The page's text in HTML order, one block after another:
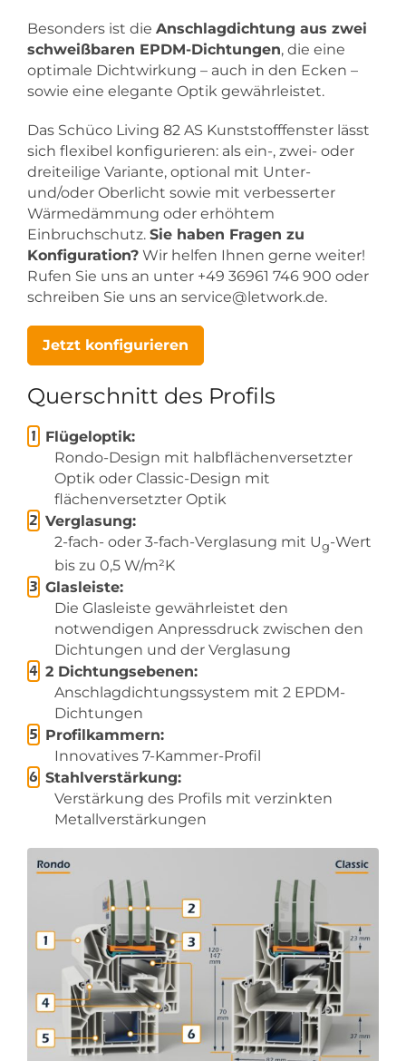
Besonders ist die Anschlagdichtung aus zwei
schweißbaren EPDM-Dichtungen, die eine
optimale Dichtwirkung – auch in den Ecken –
sowie eine elegante Optik gewährleistet.
Das Schüco Living 82 AS Kunststofffenster lässt
sich flexibel konfigurieren: als ein-, zwei- oder
dreiteilige Variante, optional mit Unter-
und/oder Oberlicht sowie mit verbesserter
Wärmedämmung oder erhöhtem
Einbruchschutz. Sie haben Fragen zu
Konfiguration? Wir helfen Ihnen gerne weiter!
Rufen Sie uns an unter +49 36961 746 900 oder
schreiben Sie uns an service@letwork.de.
Jetzt konfigurieren
Querschnitt des Profils
Flügeloptik:
Rondo-Design mit halbflächenversetzter
Optik oder Classic-Design mit
flächenversetzter Optik
Verglasung:
2-fach- oder 3-fach-Verglasung mit Ug-Wert
bis zu 0,5 W/m²K
Glasleiste:
Die Glasleiste gewährleistet den
notwendigen Anpressdruck zwischen den
Dichtungen und der Verglasung
2 Dichtungsebenen:
Anschlagdichtungssystem mit 2 EPDM-
Dichtungen
Profilkammern:
Innovatives 7-Kammer-Profil
Stahlverstärkung:
Verstärkung des Profils mit verzinkten
Metallverstärkungen